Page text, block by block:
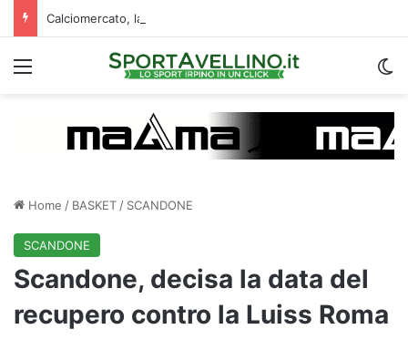
Menu
Home / BASKET / SCANDONE
SCANDONE
Scandone, decisa la data del
recupero contro la Luiss Roma